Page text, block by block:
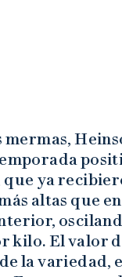
mermas,
ya
altas que
kilo. El valor
la variedad,